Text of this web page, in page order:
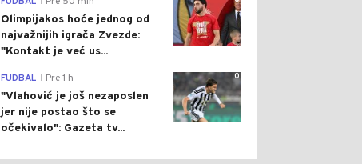
Olimpijakos hoće jednog od
najvažnijih igrača Zvezde:
"Kontakt je već us...
0
FUDBAL Pre 1 h
"Vlahović je još nezaposlen
jer nije postao što se
očekivalo": Gazeta tv...